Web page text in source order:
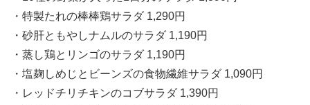
・特製たれの棒棒鶏サラダ 1,290円
・砂肝ともやしナムルのサラダ 1,190円
・蒸し鶏とリンゴのサラダ 1,190円
・塩麹しめじとビーンズの食物繊維サラダ 1,090円
・レッドチリチキンのコブサラダ 1,390円